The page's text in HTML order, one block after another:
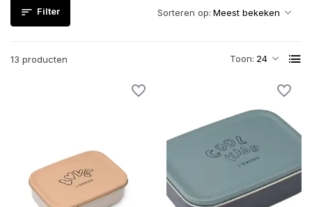
Filter
13 producten Toon:
Sorteren op: